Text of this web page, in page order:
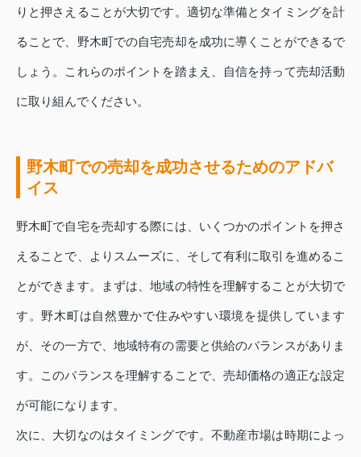
りと押さえることが大切です。適切な準備とタイミングを計
ることで、野木町での自宅売却を成功に導くことができるで
しょう。これらのポイントを踏まえ、自信を持って売却活動
に取り組んでください。
野木町での売却を成功させるためのアドバ
イス
野木町で自宅を売却する際には、いくつかのポイントを押さ
えることで、よりスムーズに、そして有利に取引を進めるこ
とができます。まずは、地域の特性を理解することが大切で
す。野木町は自然豊かで住みやすい環境を提供しています
が、その一方で、地域特有の需要と供給のバランスがありま
す。このバランスを理解することで、売却価格の適正な設定
が可能になります。
次に、大切なのはタイミングです。不動産市場は時期によっ